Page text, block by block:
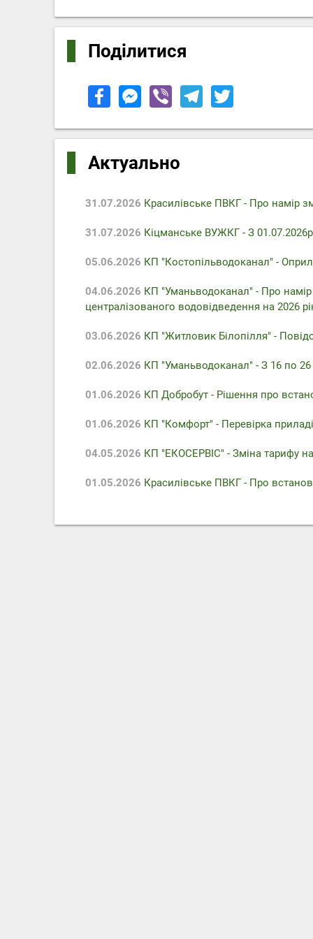
Поділитися
Актуально
31.07.2026 Красилівське ПВКГ - Про намір
31.07.2026 Кіцманське ВУЖКГ - З
05.06.2026 КП "Костопільводоканал" -
04.06.2026 КП "Уманьводоканал" - Про
централізованого водовідведення на 2026
03.06.2026 КП "Житловик Білопілля" -
02.06.2026 КП "Уманьводоканал" - З 16 по
01.06.2026 КП Добробут - Pішення про
01.06.2026 КП "Комфорт" - Перевірка
04.05.2026 КП "ЕКОСЕРВІС" - Зміна тарифу
01.05.2026 Красилівське ПВКГ - Про